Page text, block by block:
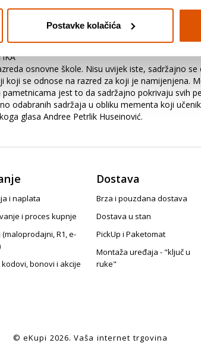
Postavke kolačića
proizvoda Specifikacije Ocjene
osnovne škole. Nisu uvijek iste, sadržajno
se odnose na razred za koji je namijenjena.
jest to da sadržajno pokrivaju svih
sadržaja u obliku mementa koji
glasa Andree Petrlik Huseinović.
i naplata
i proces kupnje
(maloprodajni, R1, e-
kodovi, bonovi i akcije
Dostava
Brza i pouzdana dostava
Dostava u stan
PickUp i Paketomat
Montaža uređaja - "ključ u
ruke"
© eKupi 2026. Vaša internet trgovina